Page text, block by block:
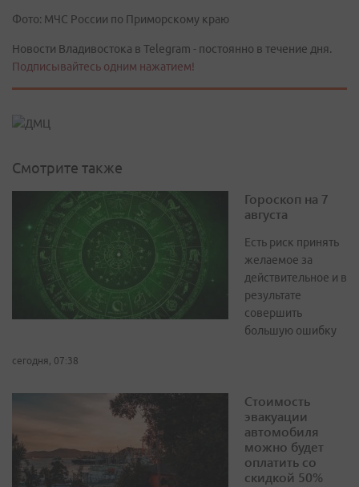
Фото: МЧС России по Приморскому краю
Новости Владивостока в Telegram - постоянно в течение дня.
Подписывайтесь одним нажатием!
Смотрите также
Гороскоп на 7
августа
Есть риск принять
желаемое за
действительное и в
результате
совершить
большую ошибку
сегодня, 07:38
Стоимость
эвакуации
автомобиля
можно будет
оплатить со
скидкой 50%